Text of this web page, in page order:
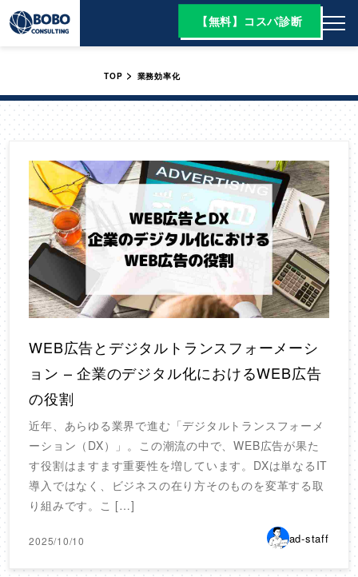
【無料】コスパ診断
TOP > 業務効率化
WEB広告とデジタルトランスフォーメーシ
ョン – 企業のデジタル化におけるWEB広告
の役割
近年、あらゆる業界で進む「デジタルトランスフォーメ
ーション（DX）」。この潮流の中で、WEB広告が果た
す役割はますます重要性を増しています。DXは単なるIT
導入ではなく、ビジネスの在り方そのものを変革する取
り組みです。こ […]
2025/10/10 ad-staff